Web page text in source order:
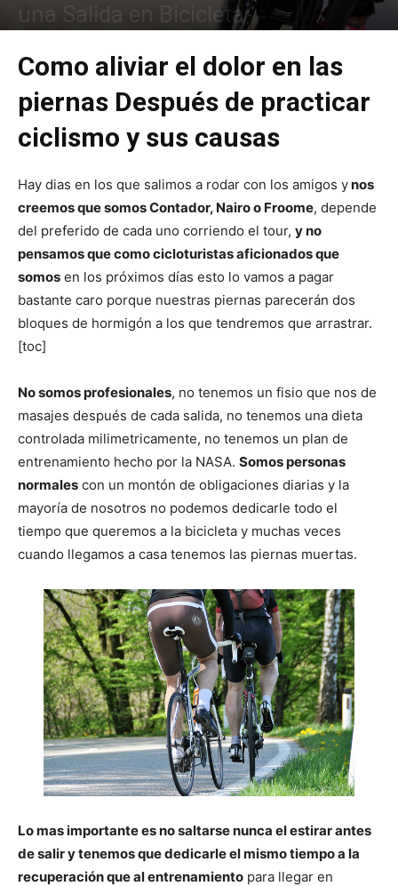
una Salida en Bicicleta
Como aliviar el dolor en las
piernas Después de practicar
ciclismo y sus causas
Hay dias en los que salimos a rodar con los amigos ynos
creemos que somos Contador, Nairo o Froome, depende
del preferido de cada uno corriendo el tour, y no
pensamos que como cicloturistas aficionados que
somos en los próximos días esto lo vamos a pagar
bastante caro porque nuestras piernas parecerán dos
bloques de hormigón a los que tendremos que arrastrar.
[toc]
No somos profesionales, no tenemos un fisio que nos de
masajes después de cada salida, no tenemos una dieta
controlada milimetricamente, no tenemos un plan de
entrenamiento hecho por la NASA. Somos personas
normales con un montón de obligaciones diarias y la
mayoría de nosotros no podemos dedicarle todo el
tiempo que queremos a la bicicleta y muchas veces
cuando llegamos a casa tenemos las piernas muertas.
Lo mas importante es no saltarse nunca el estirar antes
de salir y tenemos que dedicarle el mismo tiempo a la
recuperación que al entrenamiento para llegar en